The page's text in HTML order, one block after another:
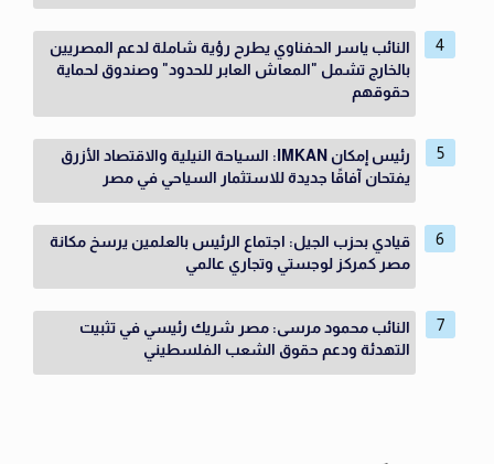
النائب ياسر الحفناوي يطرح رؤية شاملة لدعم المصريين
بالخارج تشمل "المعاش العابر للحدود" وصندوق لحماية
حقوقهم
رئيس إمكان IMKAN: السياحة النيلية والاقتصاد الأزرق
يفتحان آفاقًا جديدة للاستثمار السياحي في مصر
قيادي بحزب الجيل: اجتماع الرئيس بالعلمين يرسخ مكانة
مصر كمركز لوجستي وتجاري عالمي
النائب محمود مرسى: مصر شريك رئيسي في تثبيت
التهدئة ودعم حقوق الشعب الفلسطيني